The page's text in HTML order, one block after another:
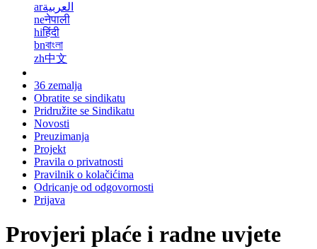
arالعربية
neनेपाली
hiहिंदी
bnবাংলা
zh中文
36 zemalja
Obratite se sindikatu
Pridružite se Sindikatu
Novosti
Preuzimanja
Projekt
Pravila o privatnosti
Pravilnik o kolačićima
Odricanje od odgovornosti
Prijava
Provjeri plaće i radne uvjete